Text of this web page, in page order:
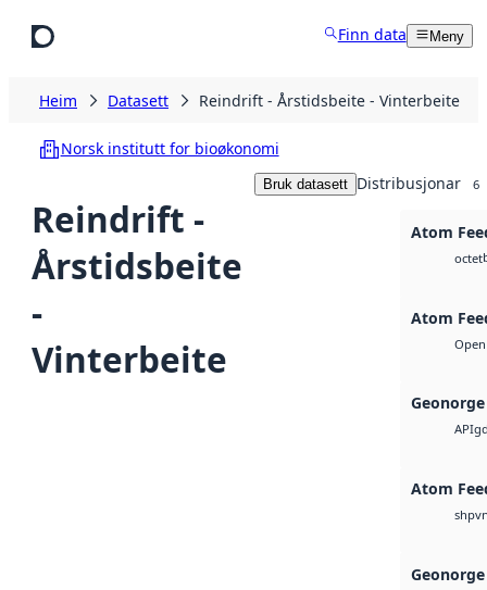
Finn data Meny
Heim Datasett Reindrift - Årstidsbeite - Vinterbeite
Norsk institutt for bioøkonomi
Reindrift -
Årstidsbeite
-
Vinterbeite
Bruk datasett Distribusjonar 6
Atom
octet
Atom
API
Atom
shp